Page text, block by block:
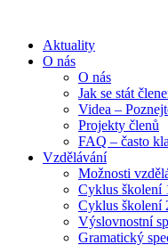
Aktuality
O nás
O nás
Jak se stát
Videa –
Projekty členů
FAQ – často
Vzdělávání
Možnosti
Cyklus školení
Cyklus školení
Výslovnostní
Gramatický